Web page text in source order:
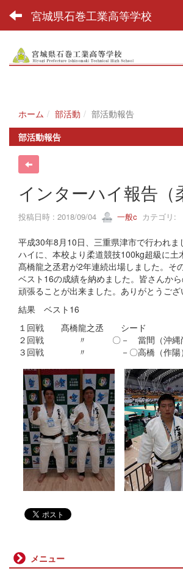
宮城県石巻工業高等学校
ホーム 部活動
部活動報告
部活動報告
インターハイ報告（
投稿日時 : 2018/09/04 一般c カテゴリ:
平成30年8月10日、三重県津市で行われま
ハイに、本校より柔道競技100kg超級に土
髙橋龍之丞君が2年連続出場しました。そ
ベスト16の成績を納めました。皆さんか
頑張ることが出来ました。ありがとうござ
結果 ベスト16
１回戦 髙橋龍之丞 シード
２回戦 〃 〇－ 當間（沖縄尚
３回戦 〃 －〇高橋（作陽）
メニュー